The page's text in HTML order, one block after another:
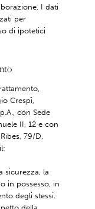
I dati
per
di ipotetici
Crespi,
con Sede
II, 12 e con
79/D,
sicurezza, la
in possesso, in
degli stessi.